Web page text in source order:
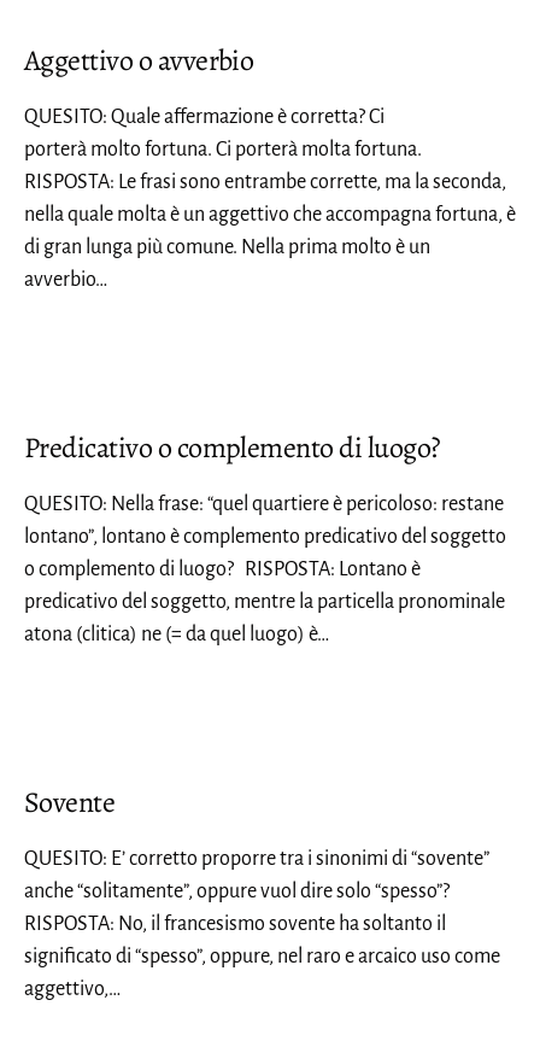
Aggettivo o avverbio
QUESITO: Quale affermazione è corretta? Ci
porterà molto fortuna. Ci porterà molta fortuna.
RISPOSTA: Le frasi sono entrambe corrette, ma la seconda,
nella quale molta è un aggettivo che accompagna fortuna, è
di gran lunga più comune. Nella prima molto è un
avverbio…
Predicativo o complemento di luogo?
QUESITO: Nella frase: “quel quartiere è pericoloso: restane
lontano”, lontano è complemento predicativo del soggetto
o complemento di luogo? RISPOSTA: Lontano è
predicativo del soggetto, mentre la particella pronominale
atona (clitica) ne (= da quel luogo) è…
Sovente
QUESITO: E’ corretto proporre tra i sinonimi di “sovente”
anche “solitamente”, oppure vuol dire solo “spesso”?
RISPOSTA: No, il francesismo sovente ha soltanto il
significato di “spesso”, oppure, nel raro e arcaico uso come
aggettivo,…